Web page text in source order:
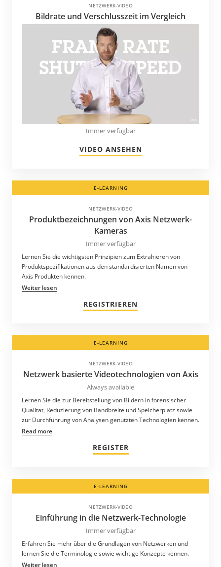
NETZWERK-VIDEO
Bildrate und Verschlusszeit im Vergleich
Immer verfügbar
VIDEO ANSEHEN
E-LEARNING
NETZWERK-VIDEO
Produktbezeichnungen von Axis Netzwerk-
Kameras
Immer verfügbar
Lernen Sie die wichtigsten Prinzipien zum Extrahieren von
Produktspezifikationen aus den standardisierten Namen von
Axis Produkten kennen.
Weiter lesen
REGISTRIEREN
E-LEARNING
NETZWERK-VIDEO
Netzwerk basierte Videotechnologien von Axis
Always available
Lernen Sie die zur Bereitstellung von Bildern in forensischer
Qualität, Reduzierung von Bandbreite und Speicherplatz sowie
zur Durchführung von Analysen genutzten Technologien kennen.
Read more
REGISTER
E-LEARNING
NETZWERK-VIDEO
Einführung in die Netzwerk-Technologie
Immer verfügbar
Erfahren Sie mehr über die Grundlagen von Netzwerken und
lernen Sie die Terminologie sowie wichtige Konzepte kennen.
Weiter lesen